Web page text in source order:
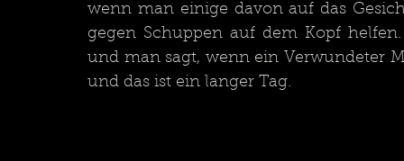
wenn man einige davon auf das
gegen Schuppen auf dem Kopf
und man sagt, wenn ein Verwundeter
und das ist ein langer Tag.